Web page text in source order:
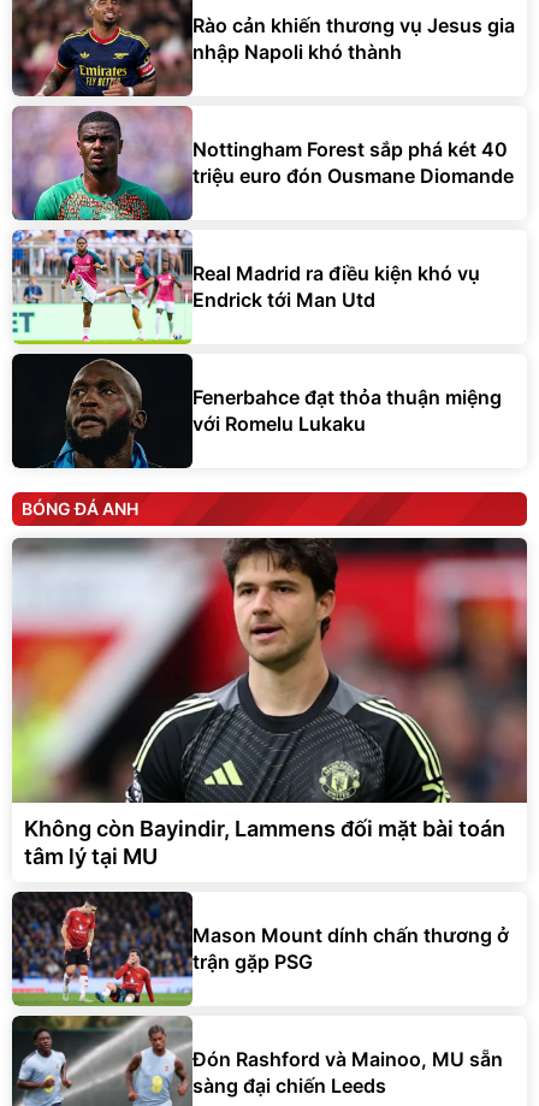
Rào cản khiến thương vụ Jesus gia
nhập Napoli khó thành
Nottingham Forest sắp phá két 40
triệu euro đón Ousmane Diomande
Real Madrid ra điều kiện khó vụ
Endrick tới Man Utd
Fenerbahce đạt thỏa thuận miệng
với Romelu Lukaku
BÓNG ĐÁ ANH
Không còn Bayindir, Lammens đối mặt bài toán
tâm lý tại MU
Mason Mount dính chấn thương ở
trận gặp PSG
Đón Rashford và Mainoo, MU sẵn
sàng đại chiến Leeds